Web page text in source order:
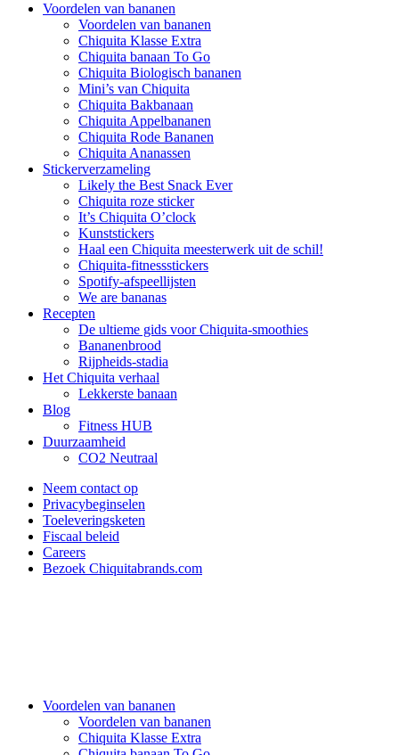
Voordelen van bananen
Voordelen van bananen
Chiquita Klasse Extra
Chiquita banaan To Go
Chiquita Biologisch bananen
Mini’s van Chiquita
Chiquita Bakbanaan
Chiquita Appelbananen
Chiquita Rode Bananen
Chiquita Ananassen
Stickerverzameling
Likely the Best Snack Ever
Chiquita roze sticker
It’s Chiquita O’clock
Kunststickers
Haal een Chiquita meesterwerk uit de schil!
Chiquita-fitnessstickers
Spotify-afspeellijsten
We are bananas
Recepten
De ultieme gids voor Chiquita-smoothies
Bananenbrood
Rijpheids-stadia
Het Chiquita verhaal
Lekkerste banaan
Blog
Fitness HUB
Duurzaamheid
CO2 Neutraal
Neem contact op
Privacybeginselen
Toeleveringsketen
Fiscaal beleid
Careers
Bezoek Chiquitabrands.com
Voordelen van bananen
Voordelen van bananen
Chiquita Klasse Extra